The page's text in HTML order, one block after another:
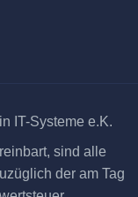
IT-Systeme e.K.
sind alle
der am Tag